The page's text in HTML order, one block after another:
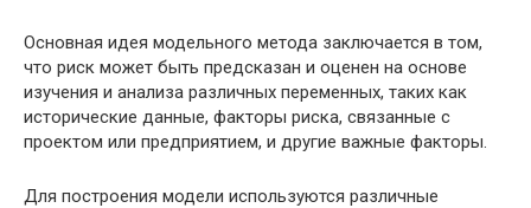
Основная идея модельного метода заключается в том,
что риск может быть предсказан и оценен на основе
изучения и анализа различных переменных, таких как
исторические данные, факторы риска, связанные с
проектом или предприятием, и другие важные факторы.
Для построения модели используются различные